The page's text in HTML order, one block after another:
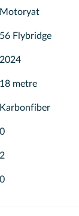
da yapabiliriz.
Motoryat
56 Flybridge
2024
18 metre
Karbonfiber
0
2
0